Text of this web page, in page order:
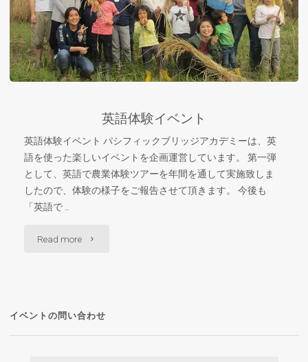
英語体験イベント
英語体験イベント パシフィックブリッジアカデミーは、英
語を使った楽しいイベントを企画運営しています。 第一弾
として、英語で農業体験ツアーを年間を通して実施致しま
したので、体験の様子をご報告させて頂きます。 今後も
「英語で …
Read more "英
験
イベントの問い合わせ